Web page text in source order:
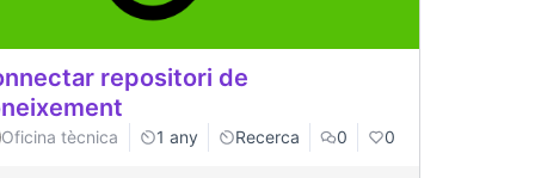
repositori de
Oficina tècnica 1 any Recerca 0 0